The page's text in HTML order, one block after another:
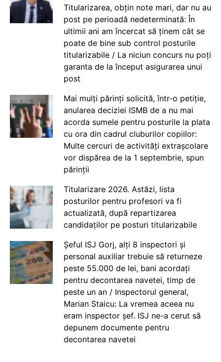
Titularizarea, obțin note mari, dar nu au
post pe perioadă nedeterminată: În
ultimii ani am încercat să ținem cât se
poate de bine sub control posturile
titularizabile / La niciun concurs nu poți
garanta de la început asigurarea unui
post
Mai mulți părinți solicită, într-o petiție,
anularea deciziei ISMB de a nu mai
acorda sumele pentru posturile la plata
cu ora din cadrul cluburilor copiilor:
Multe cercuri de activități extrașcolare
vor dispărea de la 1 septembrie, spun
părinții
Titularizare 2026. Astăzi, lista
posturilor pentru profesori va fi
actualizată, după repartizarea
candidaților pe posturi titularizabile
Șeful ISJ Gorj, alți 8 inspectori și
personal auxiliar trebuie să returneze
peste 55.000 de lei, bani acordați
pentru decontarea navetei, timp de
peste un an / Inspectorul general,
Marian Staicu: La vremea aceea nu
eram inspector șef. ISJ ne-a cerut să
depunem documente pentru
decontarea navetei